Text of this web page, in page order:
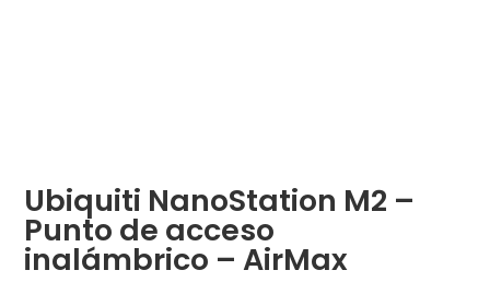
Ubiquiti NanoStation M2 –
Punto de acceso
inalámbrico – AirMax